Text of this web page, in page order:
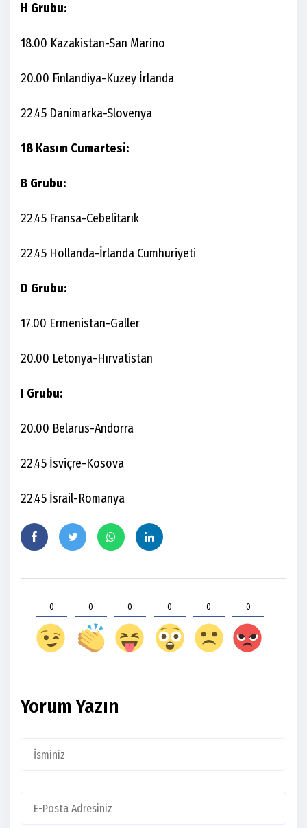
H Grubu:
18.00 Kazakistan-San Marino
20.00 Finlandiya-Kuzey İrlanda
22.45 Danimarka-Slovenya
18 Kasım Cumartesi:
B Grubu:
22.45 Fransa-Cebelitarık
22.45 Hollanda-İrlanda Cumhuriyeti
D Grubu:
17.00 Ermenistan-Galler
20.00 Letonya-Hırvatistan
I Grubu:
20.00 Belarus-Andorra
22.45 İsviçre-Kosova
22.45 İsrail-Romanya
0 0 0 0 0 0
Yorum Yazın